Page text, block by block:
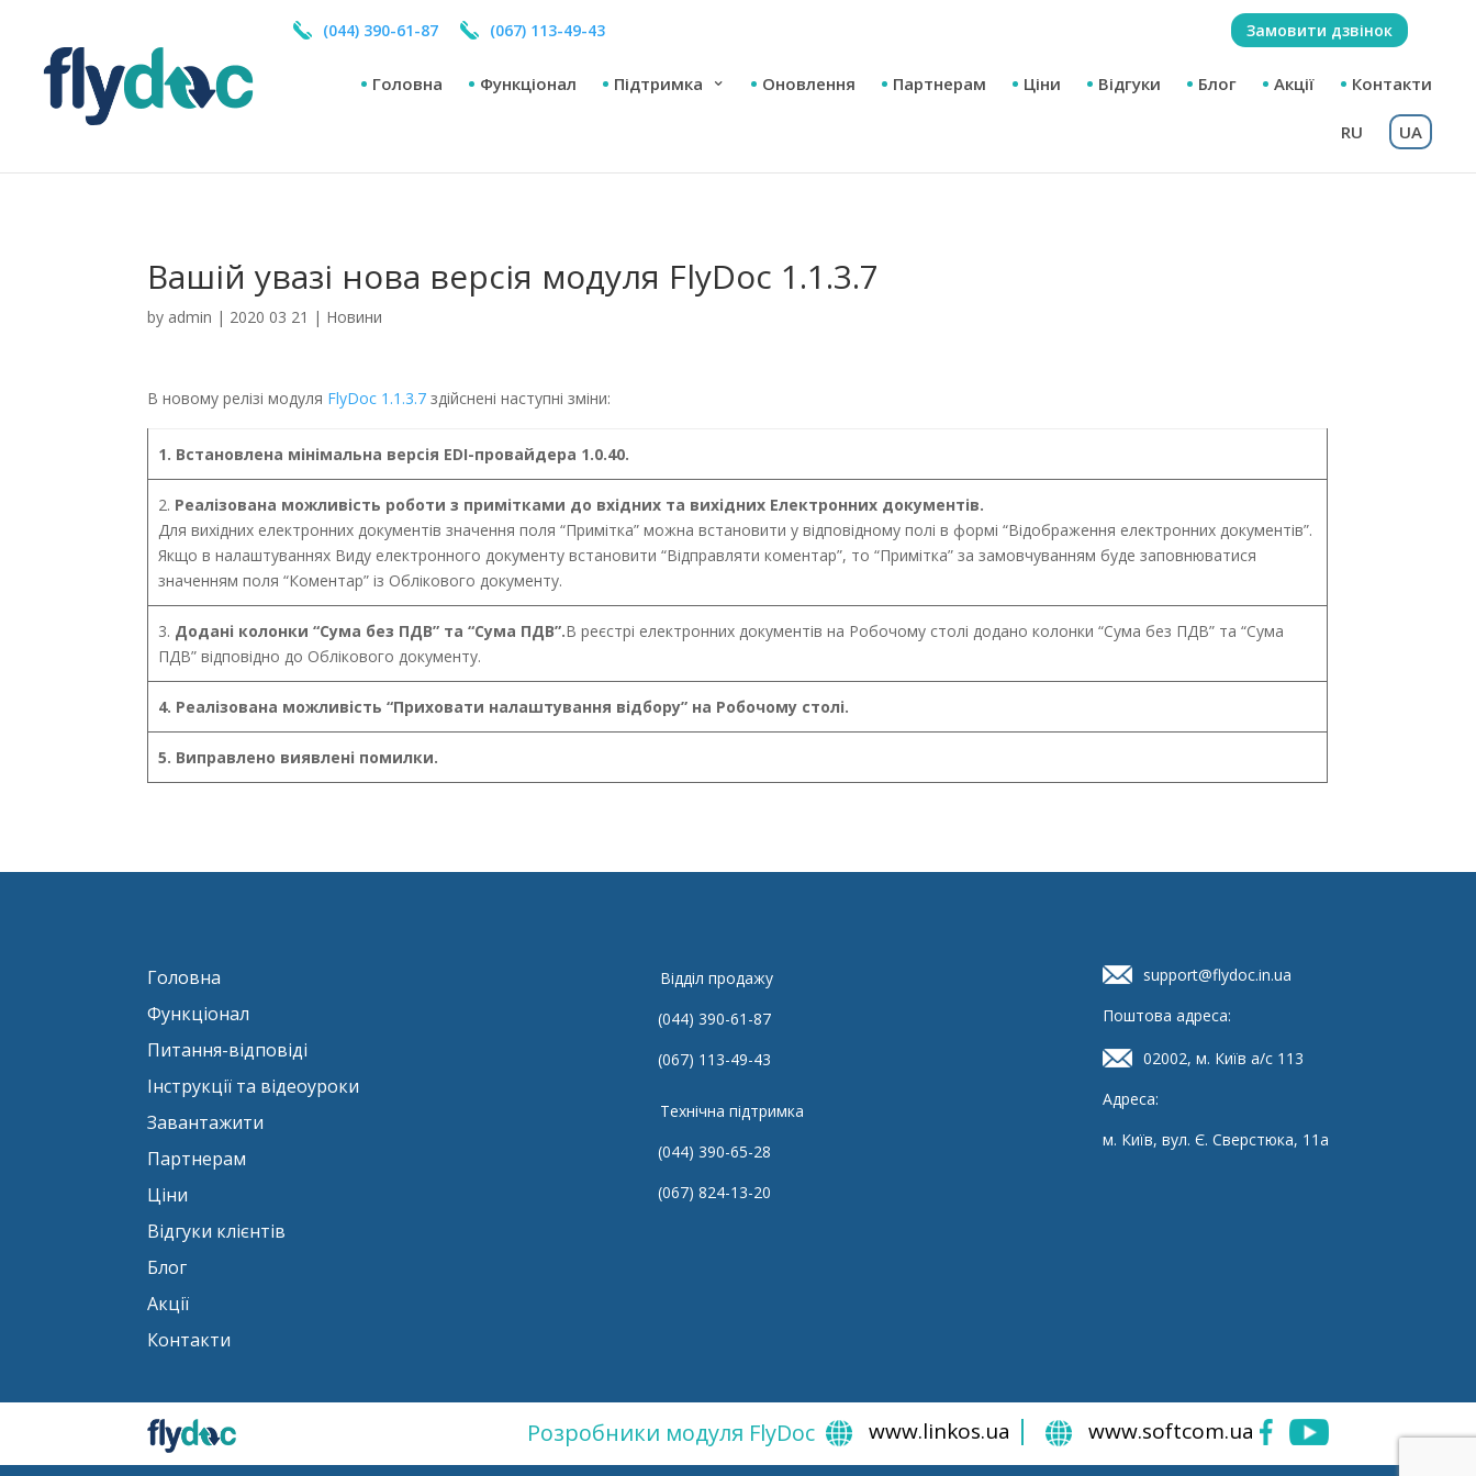
(044) 390-61-87
(067) 113-49-43 Замовити дзвінок
Головна Функціонал Підтримка Оновлення Партнерам Ціни Відгуки Блог Акції Контакти
RU UA
Вашій увазі нова версія модуля FlyDoc 1.1.3.7
by admin | 2020 03 21 | Новини
В новому релізі модуля FlyDoc 1.1.3.7 здійснені наступні зміни:
1. Встановлена мінімальна версія EDI-провайдера 1.0.40.
2. Реалізована можливість роботи з примітками до вхідних та вихідних Електронних документів.
Для вихідних електронних документів значення поля “Примітка” можна встановити у відповідному полі в формі “Відображення електронних документів”.
Якщо в налаштуваннях Виду електронного документу встановити “Відправляти коментар”, то “Примітка” за замовчуванням буде заповнюватися
значенням поля “Коментар” із Облікового документу.
3. Додані колонки “Сума без ПДВ” та “Сума ПДВ”.В реєстрі електронних документів на Робочому столі додано колонки “Сума без ПДВ” та “Сума
ПДВ” відповідно до Облікового документу.
4. Реалізована можливість “Приховати налаштування відбору” на Робочому столі.
5. Виправлено виявлені помилки.
Головна
Функціонал
Питання-відповіді
Інструкції та відеоуроки
Завантажити
Партнерам
Ціни
Відгуки клієнтів
Блог
Акції
Контакти
Відділ продажу
(044) 390-61-87
(067) 113-49-43
Технічна підтримка
(044) 390-65-28
(067) 824-13-20
support@flydoc.in.ua
Поштова адреса:
02002, м. Київ а/с 113
Адреса:
м. Київ, вул. Є. Сверстюка, 11а
Розробники модуля FlyDoc www.linkos.ua www.softcom.ua